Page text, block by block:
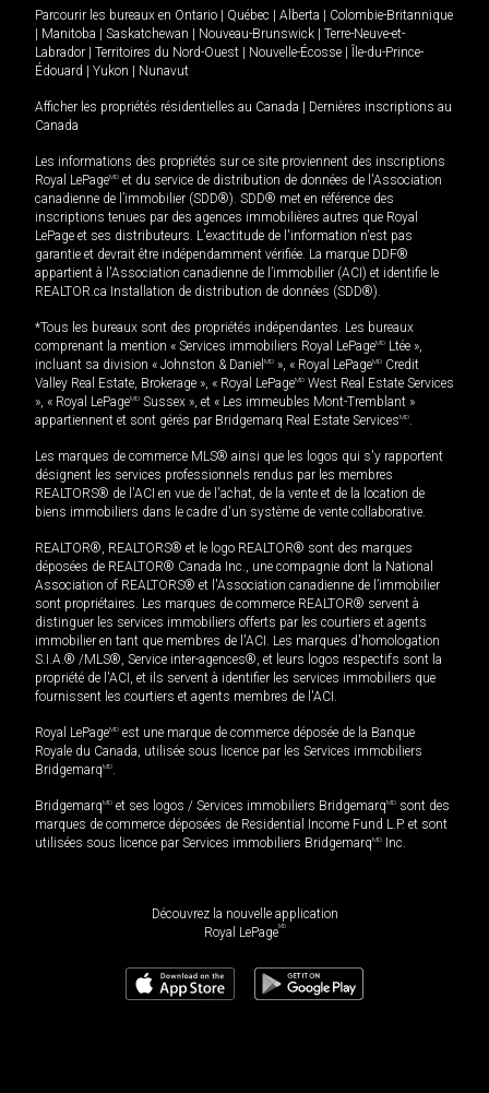
Parcourir les bureaux en Ontario Québec Alberta
Colombie-Britannique
Manitoba Saskatchewan Nouveau-Brunswick
Terre-Neuve-et-
Labrador
Territoires du Nord-Ouest Nouvelle-Écosse
Île-du-Prince-
Édouard
Yukon Nunavut
Afficher les propriétés résidentielles au Canada
Dernières inscriptions au
Canada
Les informations des propriétés sur ce site proviennent des inscriptions
Royal LePageMD et du service de distribution de données de l'Association
canadienne de l’immobilier (SDD®). SDD® met en référence des
inscriptions tenues par des agences immobilières autres que Royal
LePage et ses distributeurs. L'exactitude de l'information n'est pas
garantie et devrait être indépendamment vérifiée. La marque DDF®
appartient à l'Association canadienne de l’immobilier (ACI) et identifie le
REALTOR.ca Installation de distribution de données (SDD®).
*Tous les bureaux sont des propriétés indépendantes. Les bureaux
comprenant la mention « Services immobiliers Royal LePageMD Ltée »,
incluant sa division « Johnston & Daniel MD », « Royal LePageMD Credit
Valley Real Estate, Brokerage », « Royal LePageMD West Real Estate Services
», « Royal LePageMD Sussex », et « Les immeubles Mont-Tremblant »
appartiennent et sont gérés par Bridgemarq Real Estate ServicesMD.
Les marques de commerce MLS® ainsi que les logos qui s'y rapportent
désignent les services professionnels rendus par les membres
REALTORS® de l'ACI en vue de l'achat, de la vente et de la location de
biens immobiliers dans le cadre d'un système de vente collaborative.
REALTOR®, REALTORS® et le logo REALTOR® sont des marques
déposées de REALTOR® Canada Inc., une compagnie dont la National
Association of REALTORS® et l'Association canadienne de l’immobilier
sont propriétaires. Les marques de commerce REALTOR® servent à
distinguer les services immobiliers offerts par les courtiers et agents
immobilier en tant que membres de l'ACI. Les marques d'homologation
S.I.A.® /MLS®, Service inter-agences®, et leurs logos respectifs sont la
propriété de l'ACI, et ils servent à identifier les services immobiliers que
fournissent les courtiers et agents membres de l'ACI.
Royal LePageMD est une marque de commerce déposée de la Banque
Royale du Canada, utilisée sous licence par les Services immobiliers
BridgemarqMD.
BridgemarqMD et ses logos / Services immobiliers BridgemarqMD sont des
marques de commerce déposées de Residential Income Fund L.P. et sont
utilisées sous licence par Services immobiliers BridgemarqMD Inc.
Découvrez la nouvelle application
Royal LePageMD